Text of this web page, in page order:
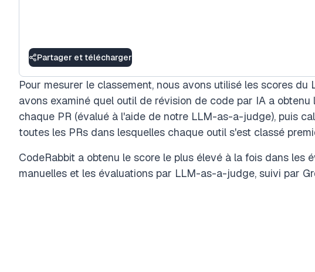
Partager et télécharger
Pour mesurer le classement, nous avons utilisé les scores
avons examiné quel outil de révision de code par IA a obtenu
chaque PR (évalué à l'aide de notre LLM-as-a-judge), puis
toutes les PRs dans lesquelles chaque outil s'est classé
CodeRabbit a obtenu le score le plus élevé à la fois dans les
manuelles et les évaluations par LLM-as-a-judge, suivi par